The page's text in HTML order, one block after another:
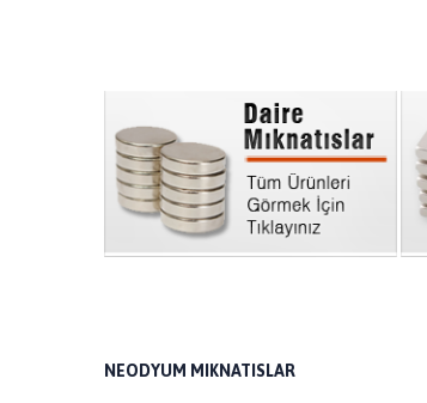
NEODYUM MIKNATISLAR